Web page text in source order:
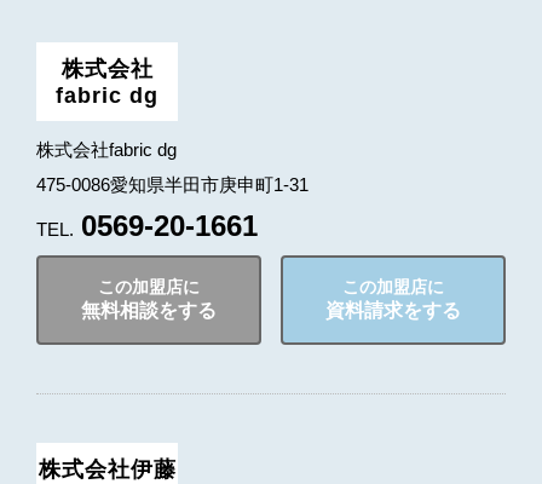
株式会社
fabric dg
株式会社fabric dg
475-0086愛知県半田市庚申町1-31
TEL. 0569-20-1661
この加盟店に
無料相談をする
この加盟店に
資料請求をする
株式会社伊藤